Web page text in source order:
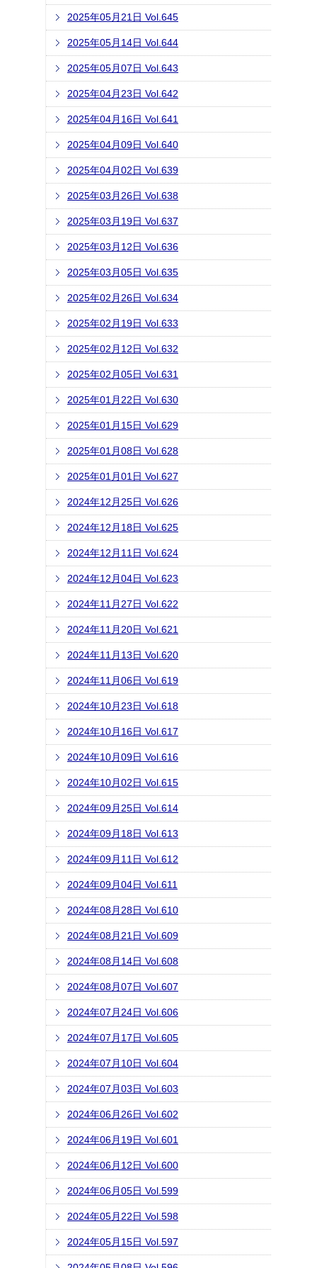
2025年05月21日 Vol.645
2025年05月14日 Vol.644
2025年05月07日 Vol.643
2025年04月23日 Vol.642
2025年04月16日 Vol.641
2025年04月09日 Vol.640
2025年04月02日 Vol.639
2025年03月26日 Vol.638
2025年03月19日 Vol.637
2025年03月12日 Vol.636
2025年03月05日 Vol.635
2025年02月26日 Vol.634
2025年02月19日 Vol.633
2025年02月12日 Vol.632
2025年02月05日 Vol.631
2025年01月22日 Vol.630
2025年01月15日 Vol.629
2025年01月08日 Vol.628
2025年01月01日 Vol.627
2024年12月25日 Vol.626
2024年12月18日 Vol.625
2024年12月11日 Vol.624
2024年12月04日 Vol.623
2024年11月27日 Vol.622
2024年11月20日 Vol.621
2024年11月13日 Vol.620
2024年11月06日 Vol.619
2024年10月23日 Vol.618
2024年10月16日 Vol.617
2024年10月09日 Vol.616
2024年10月02日 Vol.615
2024年09月25日 Vol.614
2024年09月18日 Vol.613
2024年09月11日 Vol.612
2024年09月04日 Vol.611
2024年08月28日 Vol.610
2024年08月21日 Vol.609
2024年08月14日 Vol.608
2024年08月07日 Vol.607
2024年07月24日 Vol.606
2024年07月17日 Vol.605
2024年07月10日 Vol.604
2024年07月03日 Vol.603
2024年06月26日 Vol.602
2024年06月19日 Vol.601
2024年06月12日 Vol.600
2024年06月05日 Vol.599
2024年05月22日 Vol.598
2024年05月15日 Vol.597